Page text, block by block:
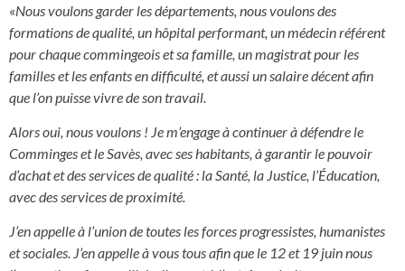
«Nous voulons garder les départements, nous voulons des
formations de qualité, un hôpital performant, un médecin référent
pour chaque commingeois et sa famille, un magistrat pour les
familles et les enfants en difficulté, et aussi un salaire décent afin
que l’on puisse vivre de son travail.
Alors oui, nous voulons ! Je m’engage à continuer à défendre le
Comminges et le Savès, avec ses habitants, à garantir le pouvoir
d’achat et des services de qualité : la Santé, la Justice, l’Éducation,
avec des services de proximité.
J’en appelle à l’union de toutes les forces progressistes, humanistes
et sociales. J’en appelle à vous tous afin que le 12 et 19 juin nous